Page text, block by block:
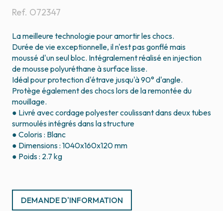
Ref. O72347
La meilleure technologie pour amortir les chocs.
Durée de vie exceptionnelle, il n'est pas gonflé mais
moussé d'un seul bloc. Intégralement réalisé en injection
de mousse polyuréthane à surface lisse.
Idéal pour protection d'étrave jusqu'à 90° d'angle.
Protège également des chocs lors de la remontée du
mouillage.
● Livré avec cordage polyester coulissant dans deux tubes
surmoulés intégrés dans la structure
● Coloris : Blanc
● Dimensions : 1040x160x120 mm
● Poids : 2.7 kg
DEMANDE D'INFORMATION